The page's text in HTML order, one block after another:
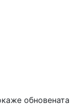
обновената